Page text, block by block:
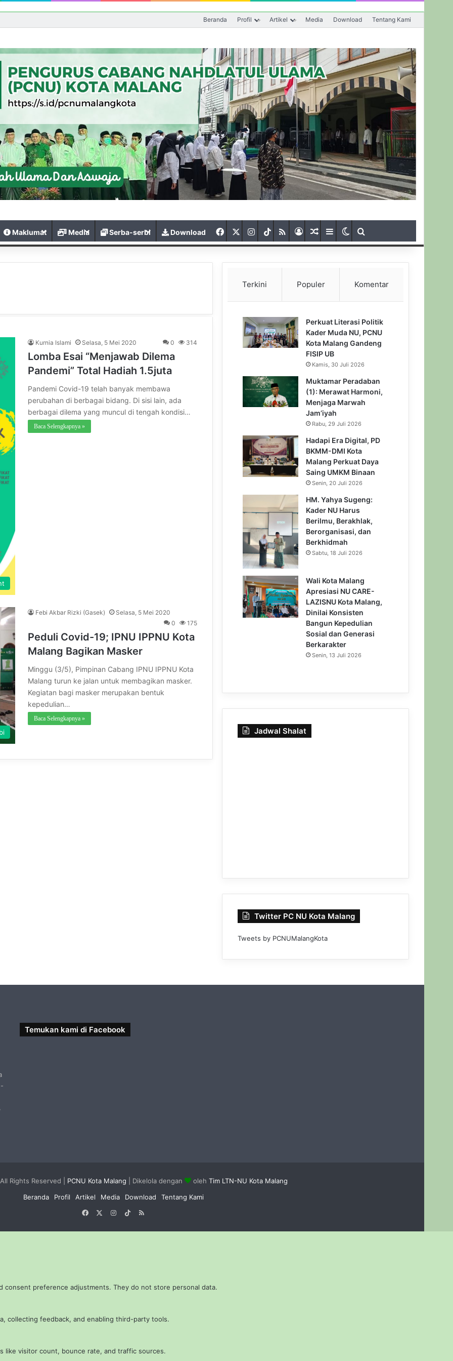
Beranda Profil Artikel Media Download Tentang Kami
Maklumat Media Serba-serbi Download FacebookInstagramTikTok
RSS GabungArtikel Acak
SidebarSwitch skin
Kurnia Islami Selasa, 5 Mei 2020 0 314
Lomba Esai “Menjawab Dilema
Pandemi” Total Hadiah 1.5juta
Pandemi Covid-19 telah banyak membawa
perubahan di berbagai bidang. Di sisi lain, ada
berbagai dilema yang muncul di tengah kondisi…
Baca Selengkapnya »
Febi Akbar Rizki (Gasek)
Selasa, 5 Mei 2020
0
175
Peduli Covid-19; IPNU IPPNU Kota
Malang Bagikan Masker
Minggu (3/5), Pimpinan Cabang IPNU IPPNU Kota
Malang turun ke jalan untuk membagikan masker.
Kegiatan bagi masker merupakan bentuk
kepedulian…
Baca Selengkapnya »
Terkini Populer Komentar
Perkuat Literasi Politik
Kader Muda NU, PCNU
Kota Malang Gandeng
FISIP UB
Kamis, 30 Juli 2026
Muktamar Peradaban
(1): Merawat Harmoni,
Menjaga Marwah
Jam’iyah
Rabu, 29 Juli 2026
Hadapi Era Digital, PD
BKMM-DMI Kota
Malang Perkuat Daya
Saing UMKM Binaan
Senin, 20 Juli 2026
HM. Yahya Sugeng:
Kader NU Harus
Berilmu, Berakhlak,
Berorganisasi, dan
Berkhidmah
Sabtu, 18 Juli 2026
Wali Kota Malang
Apresiasi NU CARE-
LAZISNU Kota Malang,
Dinilai Konsisten
Bangun Kepedulian
Sosial dan Generasi
Berkarakter
Senin, 13 Juli 2026
Jadwal Shalat
Twitter PC NU Kota Malang
Tweets by PCNUMalangKota
Temukan kami di Facebook
Rights Reserved | PCNU Kota Malang | Dikelola dengan oleh Tim LTN-NU Kota Malang
Beranda
Profil Artikel Media Download
Tentang Kami
FacebookInstagram
TikTok
preference adjustments. They do not store personal data.
collecting feedback, and enabling third-party tools.
like visitor count, bounce rate, and traffic sources.